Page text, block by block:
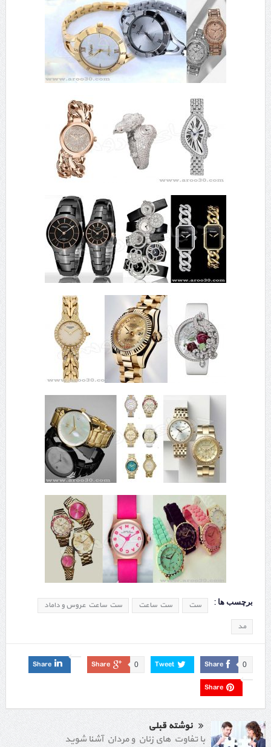
برچسب ها : ست ست ساعت
ست ساعت عروس و داماد
مد
Share 0
Tweet
Share 0
Share
Share
نوشته قبلی
با تفاوت های زنان و مردان آشنا شوید